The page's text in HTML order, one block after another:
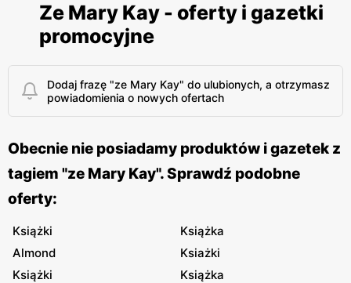
Ze Mary Kay - oferty i gazetki
promocyjne
Dodaj frazę "ze Mary Kay" do ulubionych, a otrzymasz
powiadomienia o nowych ofertach
Obecnie nie posiadamy produktów i gazetek z
tagiem "ze Mary Kay". Sprawdź podobne
oferty:
Książki
Książka
Almond
Ksiażki
Książki
Książka